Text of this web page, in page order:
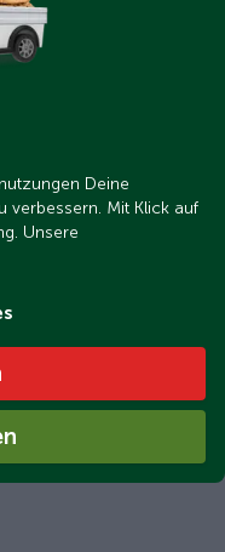
Deine
verbessern. Mit Klick auf
Unsere